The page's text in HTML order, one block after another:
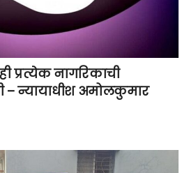
प्रत्येक नागरिकाची
– न्यायाधीश अमोलकुमार